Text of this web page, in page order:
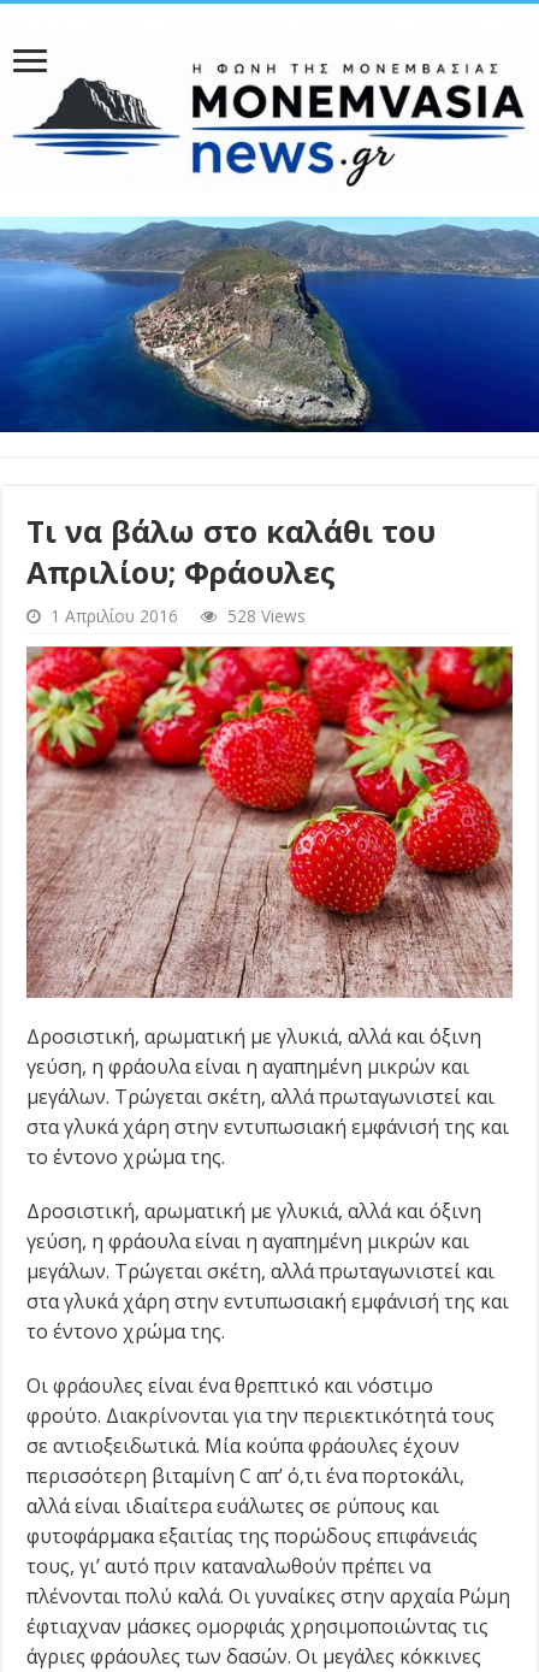
Τι να βάλω στο καλάθι του
Απριλίου; Φράουλες
1 Απριλίου 2016 528 Views
Δροσιστική, αρωματική με γλυκιά, αλλά και όξινη
γεύση, η φράουλα είναι η αγαπημένη μικρών και
μεγάλων. Τρώγεται σκέτη, αλλά πρωταγωνιστεί και
στα γλυκά χάρη στην εντυπωσιακή εμφάνισή της και
το έντονο χρώμα της.
Δροσιστική, αρωματική με γλυκιά, αλλά και όξινη
γεύση, η φράουλα είναι η αγαπημένη μικρών και
μεγάλων. Τρώγεται σκέτη, αλλά πρωταγωνιστεί και
στα γλυκά χάρη στην εντυπωσιακή εμφάνισή της και
το έντονο χρώμα της.
Οι φράουλες είναι ένα θρεπτικό και νόστιμο
φρούτο. Διακρίνονται για την περιεκτικότητά τους
σε αντιοξειδωτικά. Μία κούπα φράουλες έχουν
περισσότερη βιταμίνη C απ’ ό,τι ένα πορτοκάλι,
αλλά είναι ιδιαίτερα ευάλωτες σε ρύπους και
φυτοφάρμακα εξαιτίας της πορώδους επιφάνειάς
τους, γι’ αυτό πριν καταναλωθούν πρέπει να
πλένονται πολύ καλά. Οι γυναίκες στην αρχαία Ρώμη
έφτιαχναν μάσκες ομορφιάς χρησιμοποιώντας τις
άγριες φράουλες των δασών. Οι μεγάλες κόκκινες